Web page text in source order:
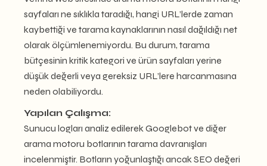
sayfaları ne sıklıkla taradığı, hangi URL’lerde zaman
kaybettiği ve tarama kaynaklarının nasıl dağıldığı net
olarak ölçümlenemiyordu. Bu durum, tarama
bütçesinin kritik kategori ve ürün sayfaları yerine
düşük değerli veya gereksiz URL’lere harcanmasına
neden olabiliyordu.
Yapılan Çalışma:
Sunucu logları analiz edilerek Googlebot ve diğer
arama motoru botlarının tarama davranışları
incelenmiştir. Botların yoğunlaştığı ancak SEO değeri